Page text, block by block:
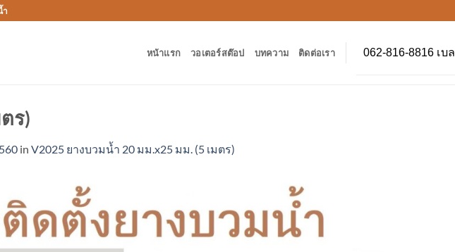
ำ
หน้าแรก วอเตอร์สต๊อป บทความ ติดต่อเรา 062-816-8816 เบล
ร)
in V2025 ยางบวมน้ำ 20 มม.x25 มม. (5 เมตร)